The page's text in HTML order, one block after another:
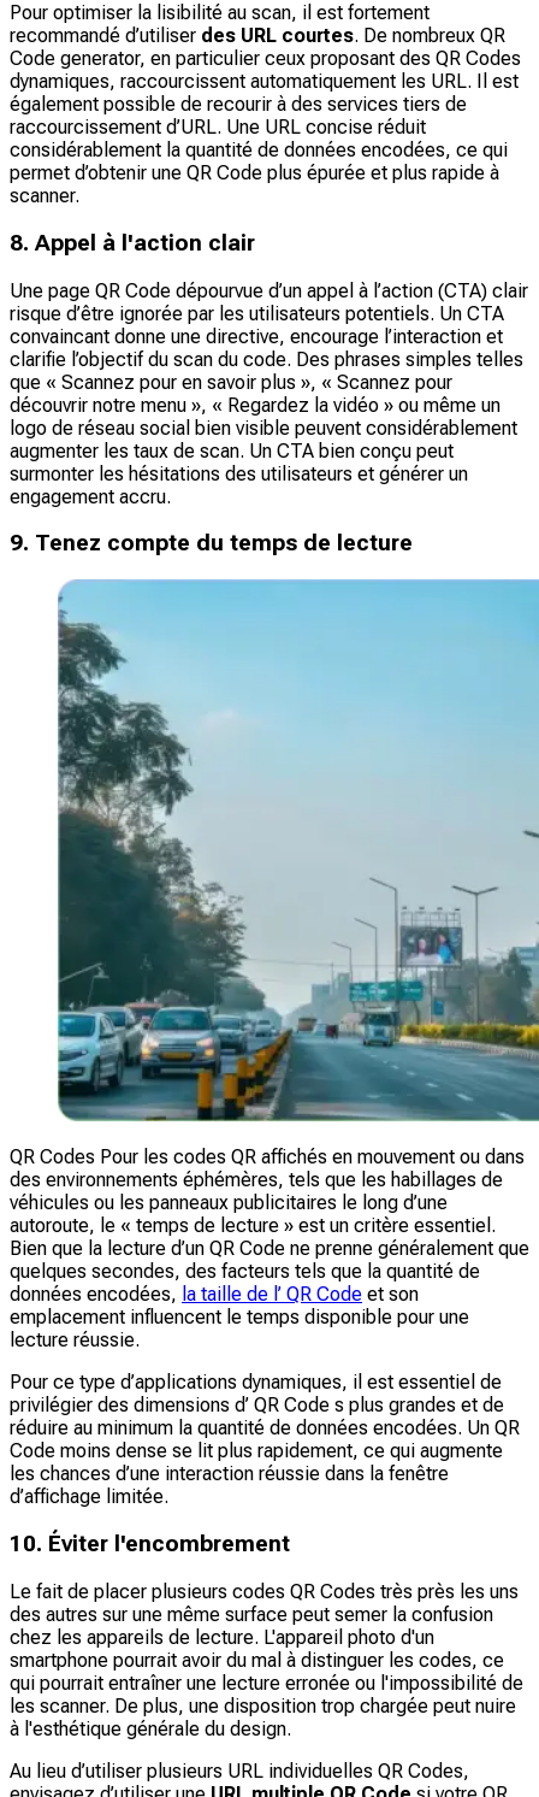
Pour optimiser la lisibilité au scan, il est fortement
recommandé d’utiliser des URL courtes. De nombreux QR
Code generator, en particulier ceux proposant des QR Codes
dynamiques, raccourcissent automatiquement les URL. Il est
également possible de recourir à des services tiers de
raccourcissement d’URL. Une URL concise réduit
considérablement la quantité de données encodées, ce qui
permet d’obtenir une QR Code plus épurée et plus rapide à
scanner.
8. Appel à l'action clair
Une page QR Code dépourvue d’un appel à l’action (CTA) clair
risque d’être ignorée par les utilisateurs potentiels. Un CTA
convaincant donne une directive, encourage l’interaction et
clarifie l’objectif du scan du code. Des phrases simples telles
que « Scannez pour en savoir plus », « Scannez pour
découvrir notre menu », « Regardez la vidéo » ou même un
logo de réseau social bien visible peuvent considérablement
augmenter les taux de scan. Un CTA bien conçu peut
surmonter les hésitations des utilisateurs et générer un
engagement accru.
9. Tenez compte du temps de lecture
QR Codes Pour les codes QR affichés en mouvement ou dans
des environnements éphémères, tels que les habillages de
véhicules ou les panneaux publicitaires le long d’une
autoroute, le « temps de lecture » est un critère essentiel.
Bien que la lecture d’un QR Code ne prenne généralement que
quelques secondes, des facteurs tels que la quantité de
données encodées, la taille de l’ QR Code et son
emplacement influencent le temps disponible pour une
lecture réussie.
Pour ce type d’applications dynamiques, il est essentiel de
privilégier des dimensions d’ QR Code s plus grandes et de
réduire au minimum la quantité de données encodées. Un QR
Code moins dense se lit plus rapidement, ce qui augmente
les chances d’une interaction réussie dans la fenêtre
d’affichage limitée.
10. Éviter l'encombrement
Le fait de placer plusieurs codes QR Codes très près les uns
des autres sur une même surface peut semer la confusion
chez les appareils de lecture. L'appareil photo d'un
smartphone pourrait avoir du mal à distinguer les codes, ce
qui pourrait entraîner une lecture erronée ou l'impossibilité de
les scanner. De plus, une disposition trop chargée peut nuire
à l'esthétique générale du design.
Au lieu d’utiliser plusieurs URL individuelles QR Codes,